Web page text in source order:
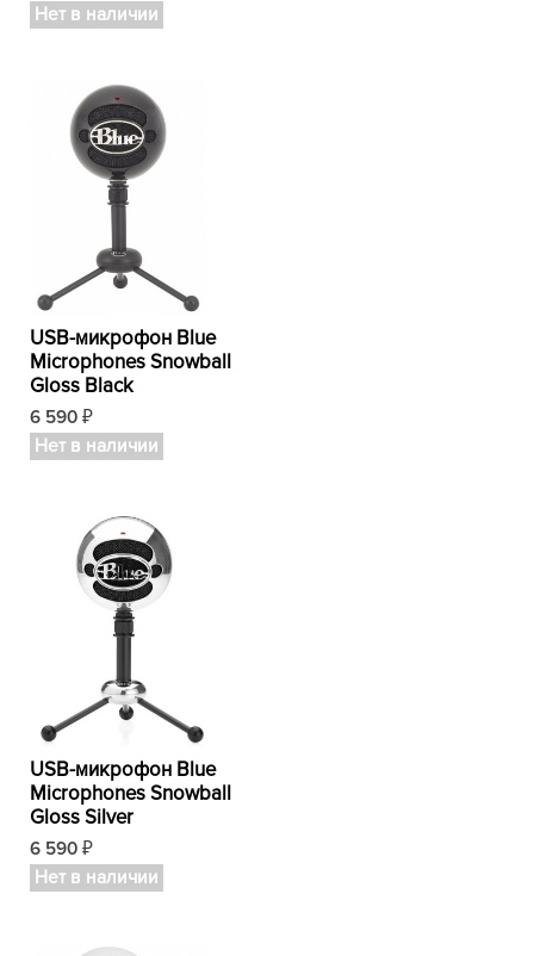
Нет в наличии
USB-микрофон Blue
Microphones Snowball
Gloss Black
6 590 ₽
Нет в наличии
USB-микрофон Blue
Microphones Snowball
Gloss Silver
6 590 ₽
Нет в наличии